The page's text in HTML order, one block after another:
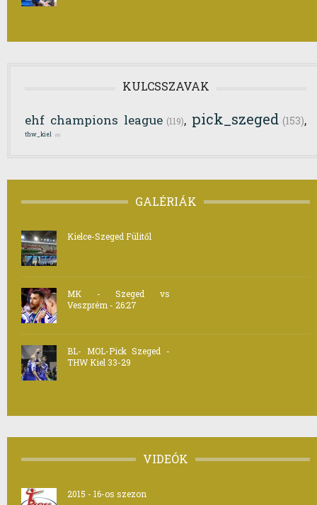
KULCSSZAVAK
ehf champions league (119), pick_szeged (153),
thw_kiel (6)
GALÉRIÁK
Kielce-Szeged Fülitől
MK - Szeged vs
Veszprém - 26:27
BL- MOL-Pick Szeged -
THW Kiel 33-29
VIDEÓK
2015 - 16-os szezon